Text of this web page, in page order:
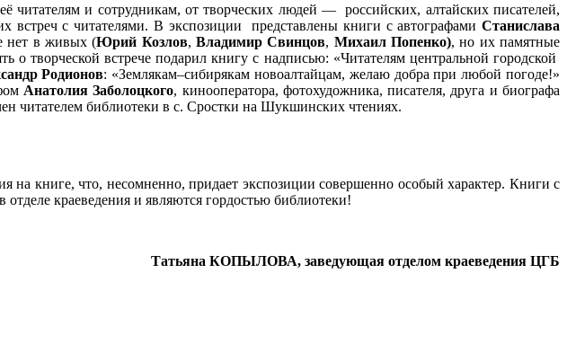
читателям и сотрудникам, от творческих людей — российских, алтайских писателей,
с читателями. В экспозиции представлены книги с автографами Станислава
нет в живых (Юрий Козлов,Владимир Свинцов, Михаил Попенко), но их памятные
о творческой встрече подарил книгу с надписью: «Читателям центральной городской
Родионов: «Землякам–сибирякам новоалтайцам, желаю добра при любой погоде!»
Анатолия Заболоцкого, кинооператора, фотохудожника, писателя, друга и биографа
читателем библиотеки в с. Сростки на Шукшинских чтениях.
на книге, что, несомненно, придает экспозиции совершенно особый характер. Книги с
краеведения и являются гордостью библиотеки!
Татьяна КОПЫЛОВА, заведующая отделом краеведения ЦГБ